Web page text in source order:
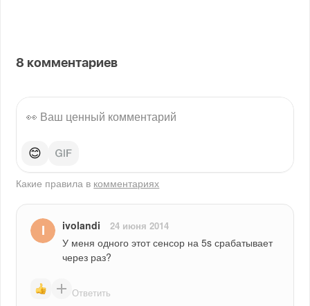
8 комментариев
😊
Какие правила в комментариях
ivolandi 24 июня 2014
У меня одного этот сенсор на 5s срабатывает
через раз?
Ответить